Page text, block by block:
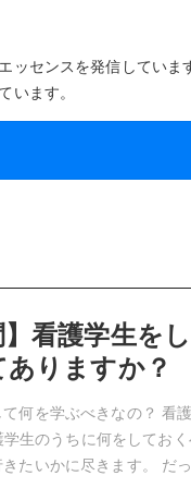
ッセンスを発信してい
います。
】看護学生を
ありますか？
何を学ぶべきなの？ 看
生のうちに何をしてお
きたいかに尽きます。 だ